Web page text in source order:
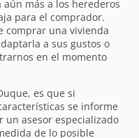
más a los herederos
para el comprador.
comprar una vivienda
a sus gustos o
en el momento
es que si
se informe
un asesor especializado
de lo posible